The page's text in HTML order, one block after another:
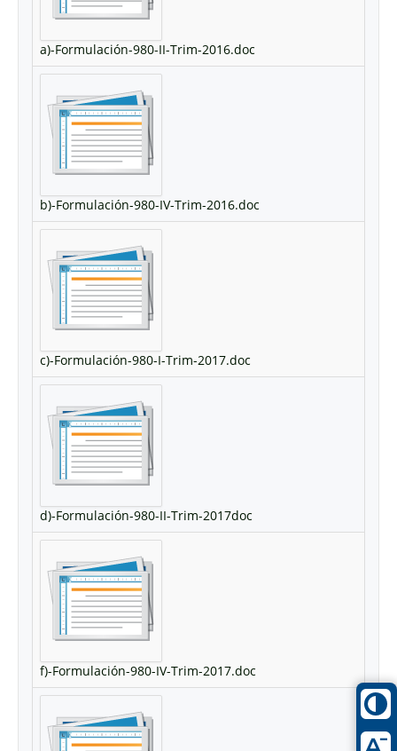
a)-Formulación-980-II-Trim-2016.doc
b)-Formulación-980-IV-Trim-2016.doc
c)-Formulación-980-I-Trim-2017.doc
d)-Formulación-980-II-Trim-2017doc
f)-Formulación-980-IV-Trim-2017.doc